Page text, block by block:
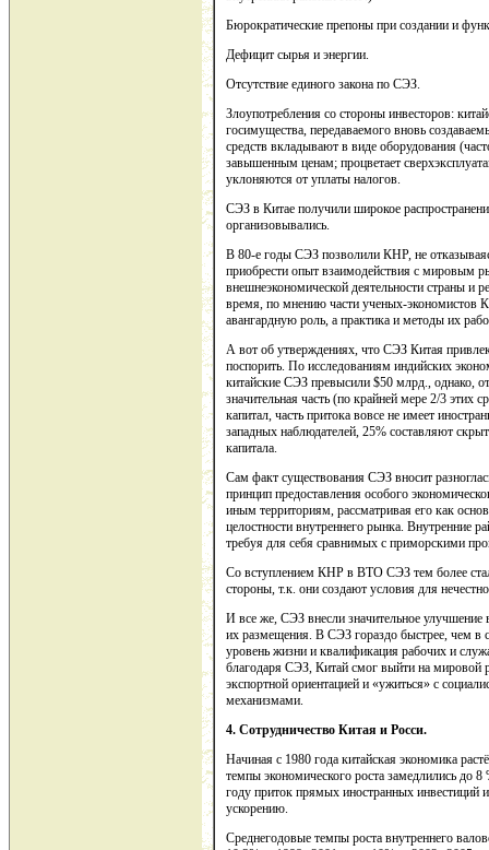
Бюрократические препоны при создании и
Дефицит сырья и энергии.
Отсутствие единого закона по СЭЗ.
Злоупотребления со стороны инвесторов:
госимущества, передаваемого вновь
средств вкладывают в виде оборудования
завышенным ценам; процветает
уклоняются от уплаты налогов.
СЭЗ в Китае получили широкое
организовывались.
В 80-е годы СЭЗ позволили КНР, не
приобрести опыт взаимодействия с мировым
внешнеэкономической деятельности страны и
время, по мнению части ученых-экономистов
авангардную роль, а практика и методы их
А вот об утверждениях, что СЭЗ Китая
поспорить. По исследованиям индийских
китайские СЭЗ превысили $50 млрд., однако,
значительная часть (по крайней мере 2/3 этих
капитал, часть притока вовсе не имеет
западных наблюдателей, 25% составляют
капитала.
Сам факт существования СЭЗ вносит
принцип предоставления особого
иным территориям, рассматривая его как
целостности внутреннего рынка. Внутренние
требуя для себя сравнимых с приморскими
Со вступлением КНР в ВТО СЭЗ тем более
стороны, т.к. они создают условия для
И все же, СЭЗ внесли значительное улучшение
их размещения. В СЭЗ гораздо быстрее, чем в
уровень жизни и квалификация рабочих и
благодаря СЭЗ, Китай смог выйти на мировой
экспортной ориентацией и «ужиться» с
механизмами.
4. Сотрудничество Китая и Росси.
Начиная с 1980 года китайская экономика
темпы экономического роста замедлились
году приток прямых иностранных инвестиций
ускорению.
Среднегодовые темпы роста внутреннего